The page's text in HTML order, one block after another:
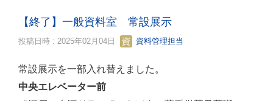
【終了】一般資料室 常設展示
投稿日時 : 2025年02月04日 資料管理担当
常設展示を一部入れ替えました。
中央エレベーター前